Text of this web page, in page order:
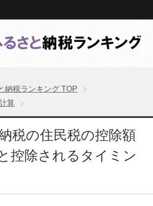
納税ランキング TOP
算
税の住民税の控除額
控除されるタイミン